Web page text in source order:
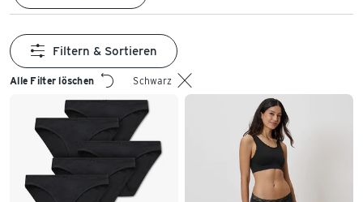
Alle Filter löschen Schwarz
Filtern & Sortieren